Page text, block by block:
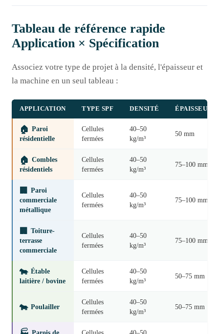
Tableau de référence rapide
Application × Spécification
Associez votre type de projet à la densité, l'épaisseur et
la machine en un seul tableau :
APPLICATION TYPE SPF DENSITÉ ÉPAISSEUR
🏠 Paroi
résidentielle
Cellules
fermées
40–50
kg/m³
50 mm
🏠 Combles
résidentiels
Cellules
fermées
40–50
kg/m³
75–100 mm
🏢
Paroi
commerciale
métallique
Cellules
fermées
40–50
kg/m³
75–100 mm
🏢
Toiture-
terrasse
commerciale
Cellules
fermées
40–50
kg/m³
75–100 mm
🐄 Étable
laitière / bovine
Cellules
fermées
40–50
kg/m³
50–75 mm
🐄 Poulailler
Cellules
fermées
40–50
kg/m³
50–75 mm
Parois de Cellules 40–50